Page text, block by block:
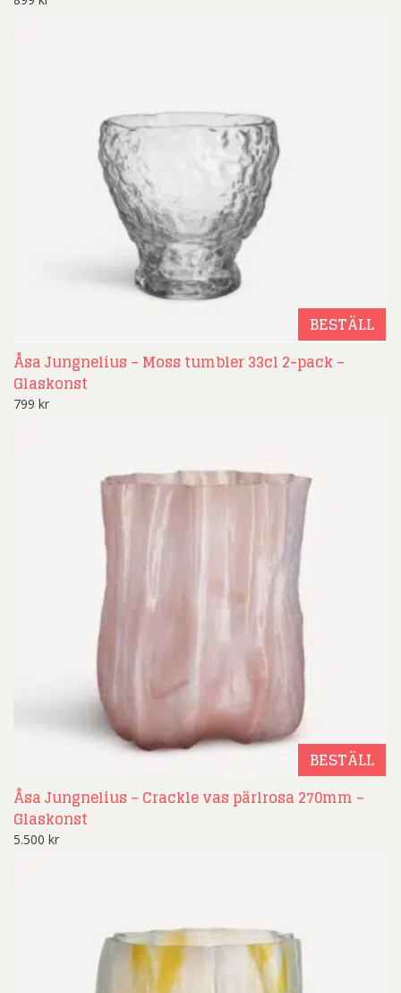
BESTÄLL
Åsa Jungnelius – Moss tumbler 33cl 2-pack –
Glaskonst
799 kr
BESTÄLL
Åsa Jungnelius – Crackle vas pärlrosa 270mm –
Glaskonst
5.500 kr